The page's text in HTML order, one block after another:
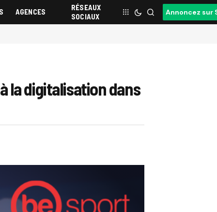
AGENCES
RÉSEAUX
SOCIAUX
Annoncez sur
la digitalisation dans